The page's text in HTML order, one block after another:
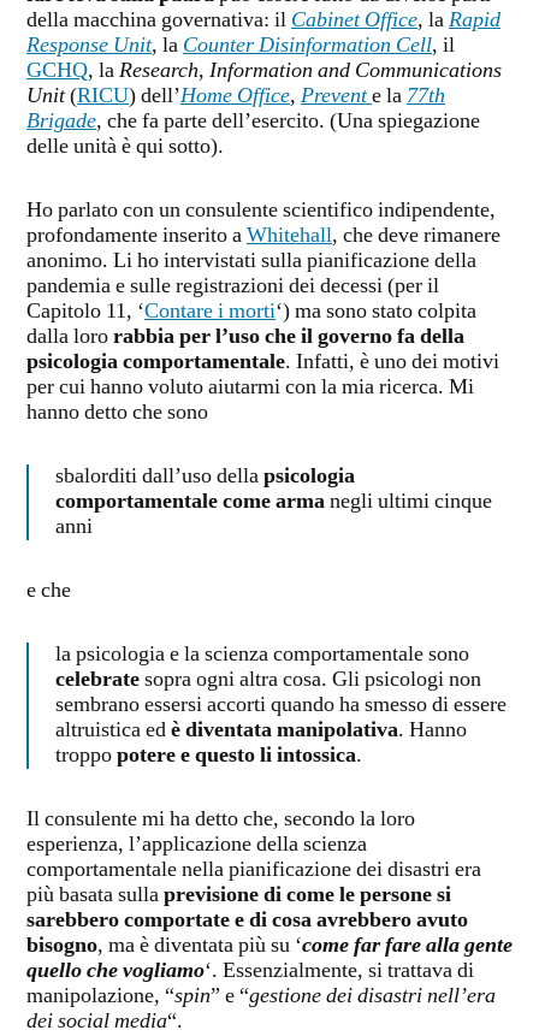
della macchina governativa: il Cabinet Office, laRapid
Response Unit, la Counter Disinformation Cell, il
GCHQ, laResearch, Information and Communications
Unit(RICU) dell’Home Office, Prevente la 77th
Brigade, che fa parte dell’esercito. (Una spiegazione
delle unità è qui sotto).
Ho parlato con un consulente scientifico indipendente,
profondamente inserito aWhitehall, che deve rimanere
anonimo. Li ho intervistati sulla pianificazione della
pandemia e sulle registrazioni dei decessi (per il
Capitolo 11, ‘Contare i morti‘) ma sono stato colpita
dalla lororabbia per l’uso che il governo fa della
psicologia comportamentale. Infatti, è uno dei motivi
per cui hanno voluto aiutarmi con la mia ricerca. Mi
hanno detto che sono
sbalorditi dall’uso dellapsicologia
comportamentale come armanegli ultimi cinque
anni
e che
la psicologia e la scienza comportamentale sono
celebratesopra ogni altra cosa. Gli psicologi non
sembrano essersi accorti quando ha smesso di essere
altruistica edè diventata manipolativa. Hanno
troppopotere e questo li intossica.
Il consulente mi ha detto che, secondo la loro
esperienza, l’applicazione della scienza
comportamentale nella pianificazione dei disastri era
più basata sullaprevisione di come le persone si
sarebbero comportate e di cosa avrebbero avuto
bisogno, ma è diventata più su ‘come far fare alla gente
quello che vogliamo‘. Essenzialmente, si trattava di
manipolazione, “spin” e “gestione dei disastri nell’era
dei social media“.